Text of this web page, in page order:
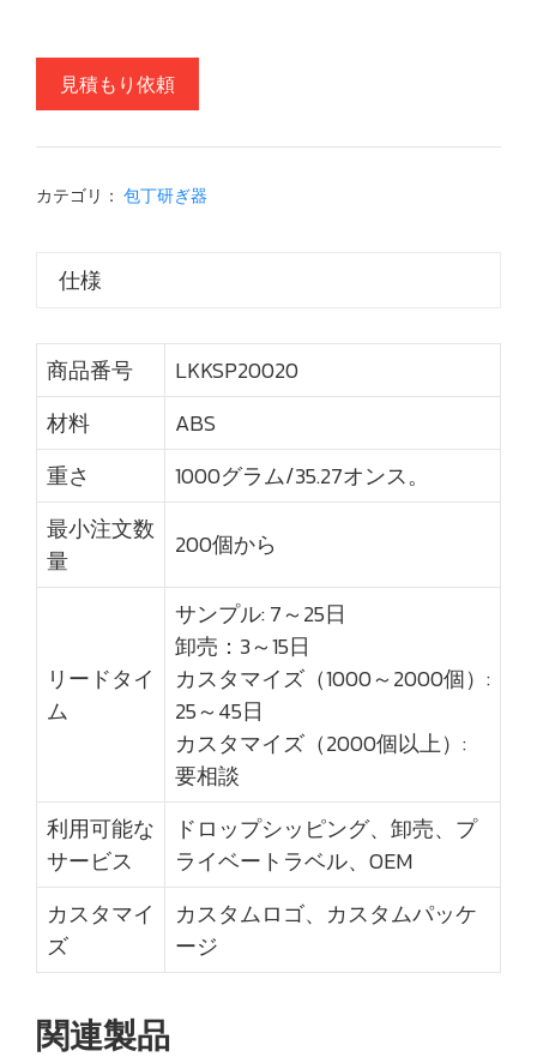
見積もり依頼
カテゴリ： 包丁研ぎ器
仕様
商品番号
LKKSP20020
材料
ABS
重さ
1000グラム/35.27オンス。
最小注文数
量
200個から
リードタイ
ム
サンプル: 7～25日
卸売：3～15日
カスタマイズ（1000～2000個）:
25～45日
カスタマイズ（2000個以上）:
要相談
利用可能な
サービス
ドロップシッピング、卸売、プ
ライベートラベル、OEM
カスタマイ
ズ
カスタムロゴ、カスタムパッケ
ージ
関連製品